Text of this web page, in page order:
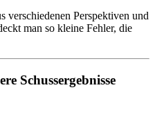
verschiedenen Perspektiven und
man so kleine Fehler, die
Schussergebnisse